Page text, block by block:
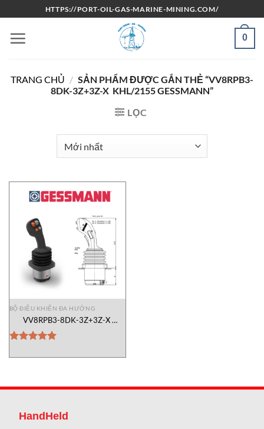
qua
nội
HTTPS://PORT-OIL-GAS-MARINE-MINING.COM/
0
TRANG CHỦ / SẢN PHẨM ĐƯỢC GẮN THẺ “VV8RPB3-
8DK-3Z+3Z-X KHL/2155 GESSMANN”
LỌC
BỘ ĐIỀU KHIỂN ĐA HƯỚNG
VV8RPB3-8DK-3Z+3Z-X
KHL/2155 Joystick Gessmann
Vietnam
hạng5.00
HandHeld